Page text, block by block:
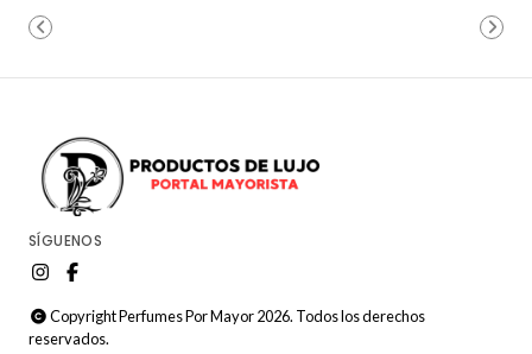
SÍGUENOS
Copyright Perfumes Por Mayor 2026. Todos los derechos
reservados.